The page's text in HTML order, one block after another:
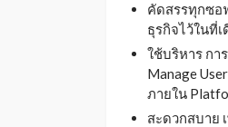
คัดสรรทุกซอ
ธุรกิจไว้ในที่
ใช้บริหาร กา
Manage
ภายใน
สะดวกสบาย